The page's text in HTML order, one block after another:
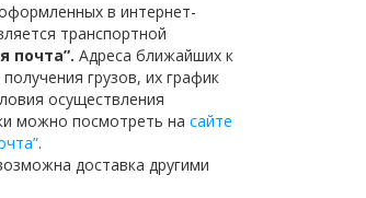
в интернет-
транспортной
почта”. Адреса ближайших к
грузов, их график
осуществления
можно посмотреть на сайте
.
доставка другими